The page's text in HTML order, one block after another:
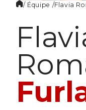
/ Équipe /Flavia